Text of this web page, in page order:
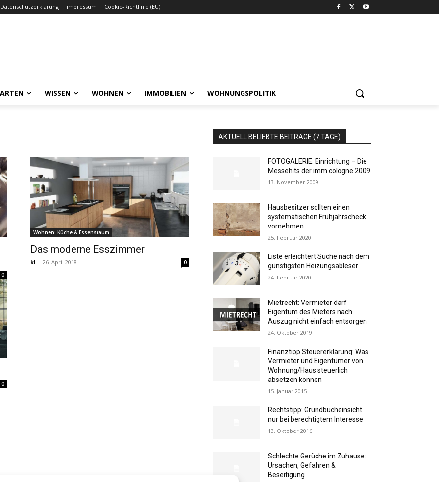
Datenschutzerklärung impressum Cookie-Richtlinie (EU)
WISSEN WOHNEN IMMOBILIEN WOHNUNGSPOLITIK
0
Wohnen: Küche & Essensraum
Das moderne Esszimmer
kl - 26. April 2018 0
0
AKTUELL BELIEBTE BEITRÄGE (7 TAGE)
FOTOGALERIE: Einrichtung – Die
Messehits der imm cologne 2009
13. November 2009
Hausbesitzer sollten einen
systematischen Frühjahrscheck
vornehmen
25. Februar 2020
Liste erleichtert Suche nach dem
günstigsten Heizungsableser
24. Februar 2020
Mietrecht: Vermieter darf
Eigentum des Mieters nach
Auszug nicht einfach entsorgen
24. Oktober 2019
Finanztipp Steuererklärung: Was
Vermieter und Eigentümer von
Wohnung/Haus steuerlich
absetzen können
15. Januar 2015
Rechtstipp: Grundbucheinsicht
nur bei berechtigtem Interesse
13. Oktober 2016
Schlechte Gerüche im Zuhause:
Ursachen, Gefahren &
Beseitigung